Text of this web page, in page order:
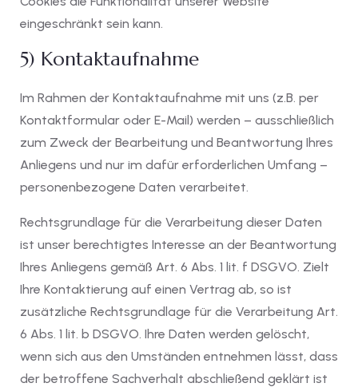
eingeschränkt sein kann.
5) Kontaktaufnahme
Im Rahmen der Kontaktaufnahme mit uns (z.B. per
Kontaktformular oder E-Mail) werden – ausschließlich
zum Zweck der Bearbeitung und Beantwortung Ihres
Anliegens und nur im dafür erforderlichen Umfang –
personenbezogene Daten verarbeitet.
Rechtsgrundlage für die Verarbeitung dieser Daten
ist unser berechtigtes Interesse an der Beantwortung
Ihres Anliegens gemäß Art. 6 Abs. 1 lit. f DSGVO. Zielt
Ihre Kontaktierung auf einen Vertrag ab, so ist
zusätzliche Rechtsgrundlage für die Verarbeitung Art.
6 Abs. 1 lit. b DSGVO. Ihre Daten werden gelöscht,
wenn sich aus den Umständen entnehmen lässt, dass
der betroffene Sachverhalt abschließend geklärt ist